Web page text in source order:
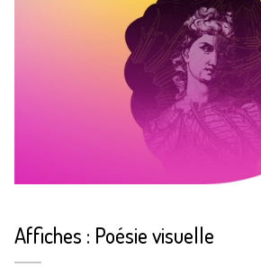
Affiches : Poésie visuelle